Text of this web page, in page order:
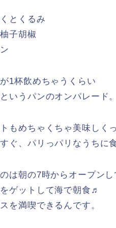
とくるみ
子胡椒
1杯飲めちゃうくらい
いうパンのオンパレード。
もめちゃくちゃ美味しく
ぐ、パリっパリなうちに
は朝の7時からオープンし
ゲットして海で朝食♬
を満喫できるんです。